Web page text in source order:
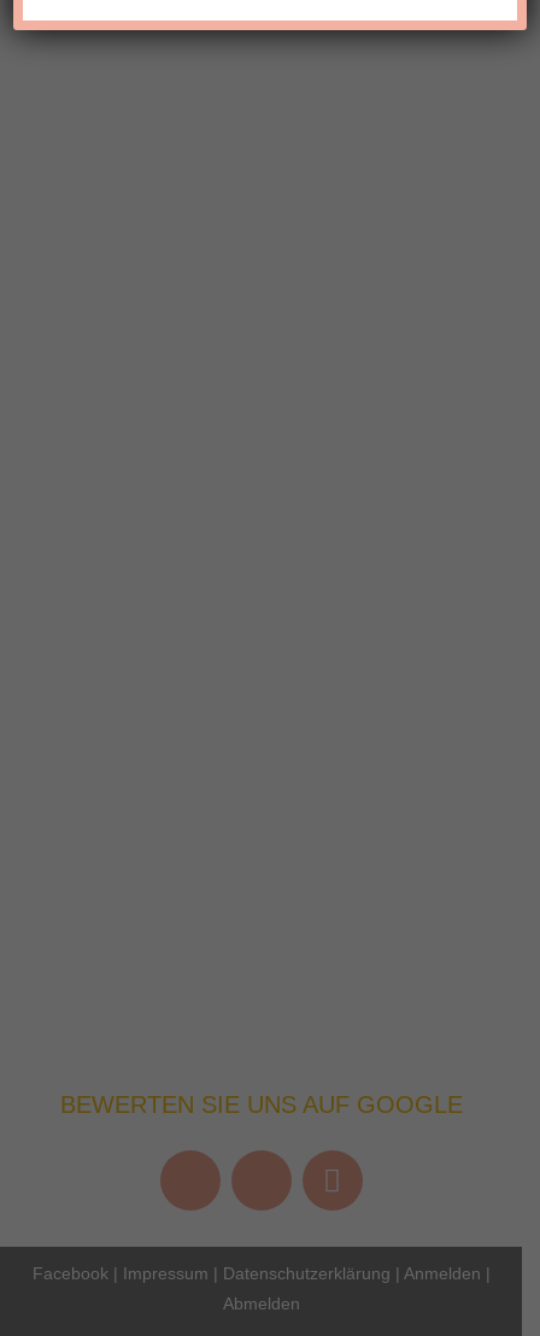
BEWERTEN SIE UNS AUF GOOGLE
Facebook | Impressum | Datenschutzerklärung | Anmelden |
Abmelden